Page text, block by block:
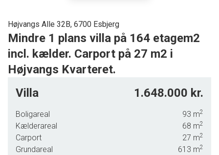
Højvangs Alle 32B, 6700 Esbjerg
Mindre 1 plans villa på 164 etagem2
incl. kælder. Carport på 27 m2 i
Højvangs Kvarteret.
pålagt, tilbygning som er beklædt med cement beklædning
Der er tilhørende skøn solrig have og kort afstand til
indkøbsmuligheder, sports faciliteter samt uddannelses
institutioner, skole mv.
Villa 1.648.000 kr.
Boligareal 93 m2
Kælderareal 68 m2
Carport 27 m2
Grundareal 613 m2